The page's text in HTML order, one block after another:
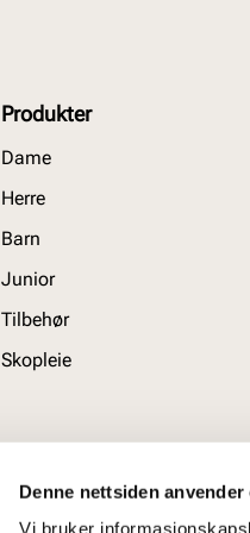
Denne nettsiden anvender
Vi bruker
Produkter
Dame
Herre
Barn
Junior
Tilbehør
Skopleie